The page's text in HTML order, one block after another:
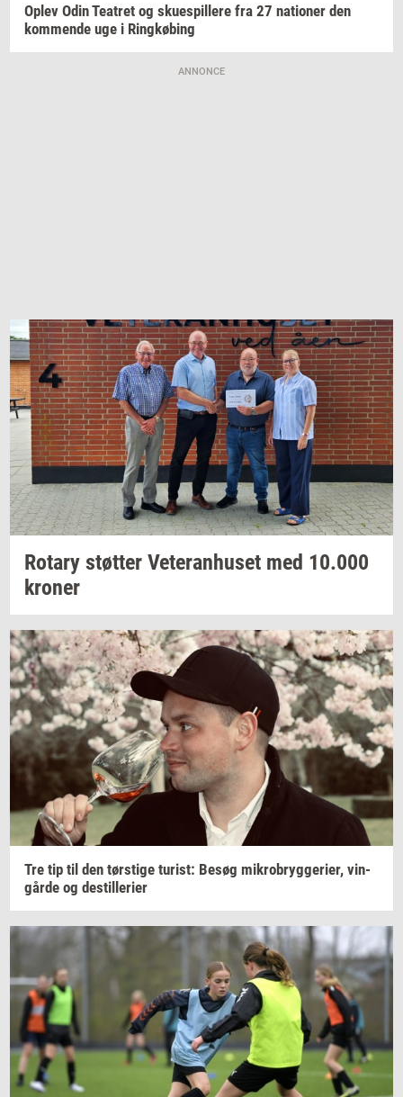
Oplev OdinTe­a­tret og sku­e­spil­le­re fra 27 na­tio­ner den
kom­men­de uge i Ring­kø­bing
ANNONCE
Ro­tary støt­ter Ve­te­ran­hu­set med 10.000
kro­ner
Tre tip til den tørsti­ge turist: Besøg mi­kro­bryg­ge­ri­er, vin­
går­de og destil­le­ri­er